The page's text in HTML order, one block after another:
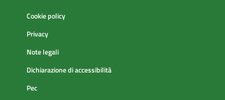
Cookie policy
Privacy
Note legali
Dichiarazione di accessibilità
Pec